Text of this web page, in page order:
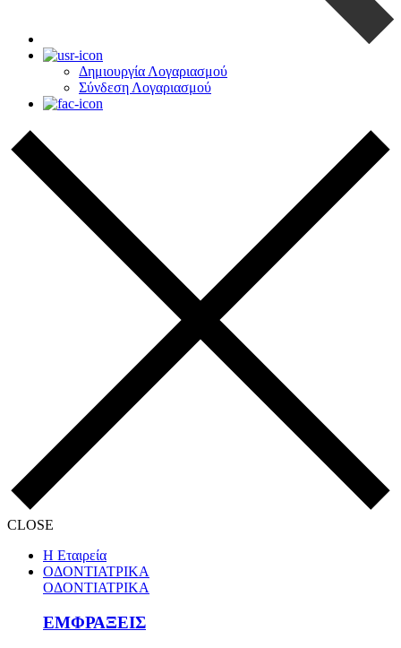
Δημιουργία Λογαριασμού
Σύνδεση Λογαριασμού
CLOSE
Η Εταιρεία
ΟΔΟΝΤΙΑΤΡΙΚΑ
ΟΔΟΝΤΙΑΤΡΙΚΑ
ΕΜΦΡΑΞΕΙΣ